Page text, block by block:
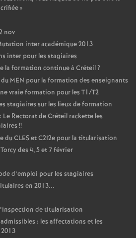
»
nov
inter académique 2013
inter pour les stagiaires
la formation continue à Créteil?
MEN pour la formation des enseignants
vraie formation pour les T1/T2
stagiaires sur les lieux de formation
Le Rectorat de Créteil rackette les
!!
duCLESet C2I2e pour la titularisation
des 4, 5 et 7 février
d’emploi pour les stagiaires
en 2013...
de titularisation
: les affectations et les